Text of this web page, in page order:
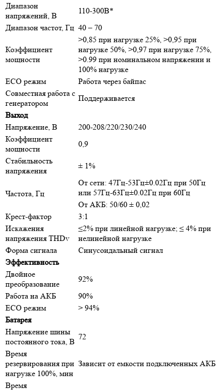
Диапазон
напряжений, В
110-300В*
Диапазон частот, Гц 40 – 70
Коэффициент
мощности
>0,85 при нагрузке 25%, >0,95 при
нагрузке 50%, >0,97 при нагрузке 75%,
>0.99 при номинальном напряжении и
100% нагрузке
ECO режим
Работа через байпас
Совместная работа с
генератором
Поддерживается
Выход
Напряжение, В
200-208/220/230/240
Коэффициент
мощности
0,9
Стабильность
напряжения
± 1%
Частота, Гц
От сети: 47Гц-53Гц±0.02Гц при 50Гц
или 57Гц-63Гц±0.02Гц при 60Гц
От АКБ: 50/60 ± 0,02
Крест-фактор
3:1
Искажения
напряжения THDv
≤2% при линейной нагрузке; ≤ 4% при
нелинейной нагрузке
Форма сигнала
Синусоидальный сигнал
Эффективность
Двойное
преобразование
92%
Работа на АКБ
90%
ECO режим
> 94%
Батарея
Напряжение шины
постоянного тока, В
72
Время
резервирования при
нагрузке 100%, мин
Зависит от емкости подключенных АКБ
Время